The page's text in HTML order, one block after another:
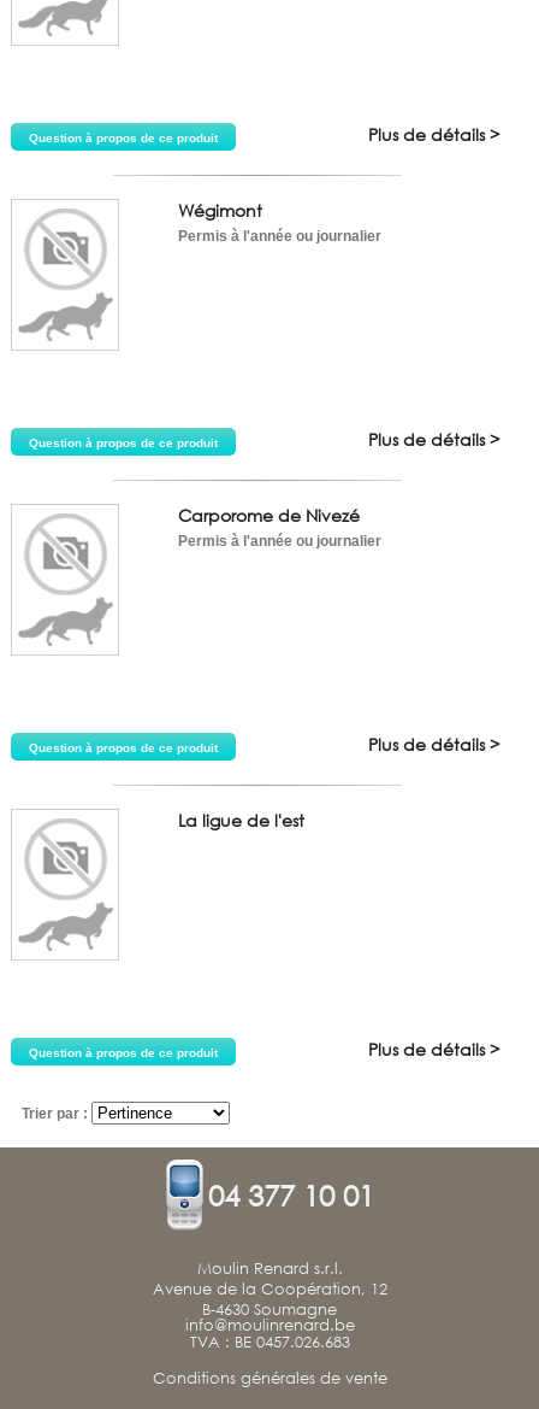
Question à propos de ce produit Plus de détails >
Wégimont
Permis à l'année ou journalier
Question à propos de ce produit Plus de détails >
Carporome de Nivezé
Permis à l'année ou journalier
Question à propos de ce produit Plus de détails >
La ligue de l'est
Question à propos de ce produit Plus de détails >
Trier par :
04 377 10 01
Moulin Renard s.r.l.
Avenue de la Coopération, 12
B-4630 Soumagne
info@moulinrenard.be
TVA : BE 0457.026.683
Conditions générales de vente